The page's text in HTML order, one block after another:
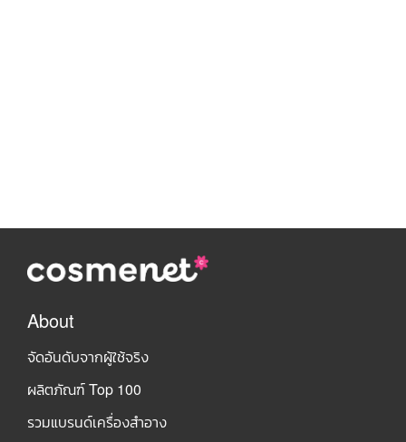
About
จัดอันดับจากผู้ใช้จริง
ผลิตภัณฑ์ Top 100
รวมแบรนด์เครื่องสำอาง